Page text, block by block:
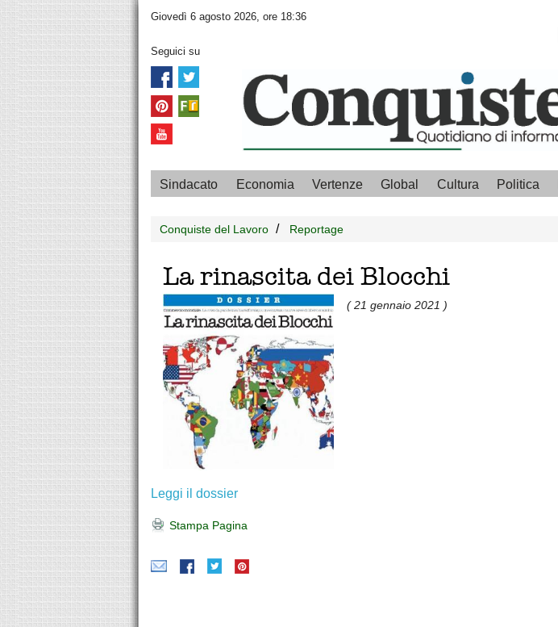
Giovedì 6 agosto 2026, ore 18:36
Seguici su
Sindacato Economia Vertenze Global Cultura Politica
Conquiste del Lavoro Reportage
La rinascita dei Blocchi
( 21 gennaio 2021 )
Leggi il dossier
Stampa Pagina